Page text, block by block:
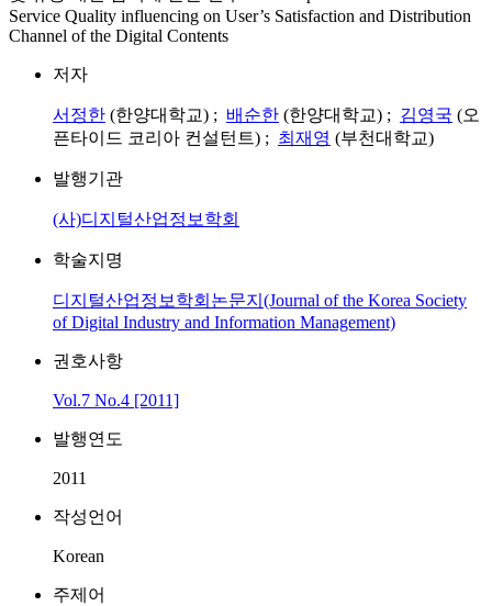
Service Quality influencing on User’s Satisfaction and Distribution
Channel of the Digital Contents
저자
서정한 (한양대학교) ; 배순한 (한양대학교) ; 김영국 (오
픈타이드 코리아 컨설턴트) ; 최재영 (부천대학교)
발행기관
(사)디지털산업정보학회
학술지명
디지털산업정보학회논문지(Journal of the Korea Society
of Digital Industry and Information Management)
권호사항
Vol.7 No.4 [2011]
발행연도
2011
작성언어
Korean
주제어